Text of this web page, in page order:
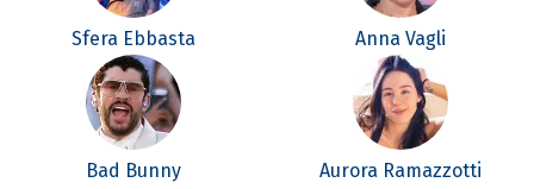
Sfera Ebbasta Anna Vagli
Bad Bunny Aurora Ramazzotti